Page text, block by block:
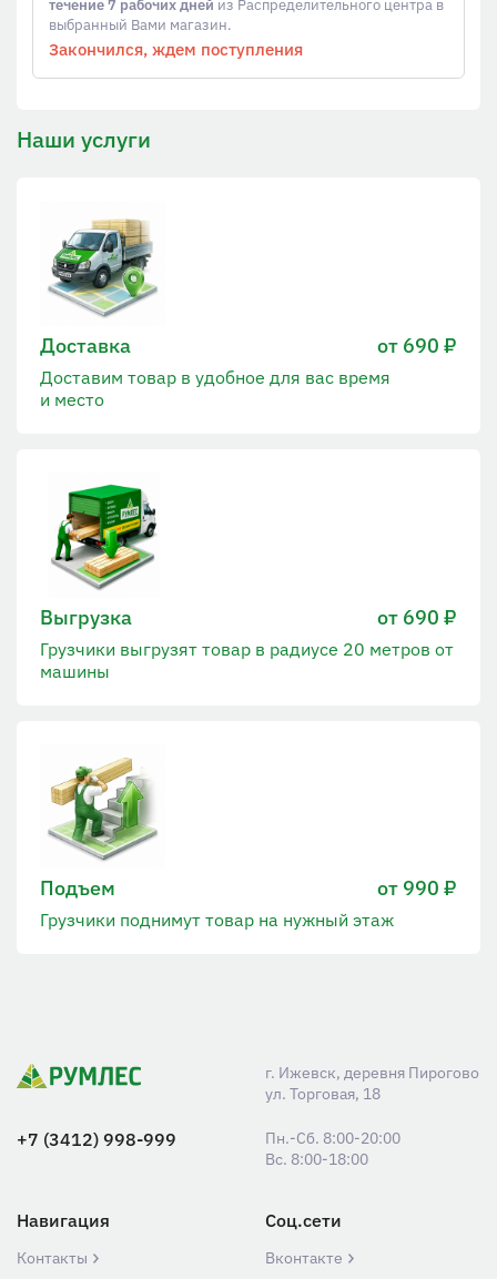
течение 7 рабочих дней из Распределительного центра в
выбранный Вами магазин.
Закончился, ждем поступления
Наши услуги
Доставка от 690 ₽
Доставим товар в удобное для вас время
и место
Выгрузка от 690 ₽
Грузчики выгрузят товар в радиусе 20 метров от
машины
Подъем от 990 ₽
Грузчики поднимут товар на нужный этаж
г. Ижевск, деревня Пирогово
ул. Торговая, 18
+7 (3412) 998-999
Пн.-Сб. 8:00-20:00
Вс. 8:00-18:00
Навигация
Контакты
Соц.сети
Вконтакте